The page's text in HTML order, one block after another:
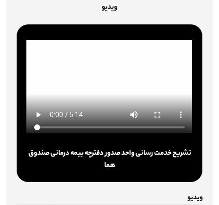
تماس با ما
ویدیو
تشریح خدمت رسانی واحد صدور دفترچه بیمه درمانی صندوق
هما
ویدیو